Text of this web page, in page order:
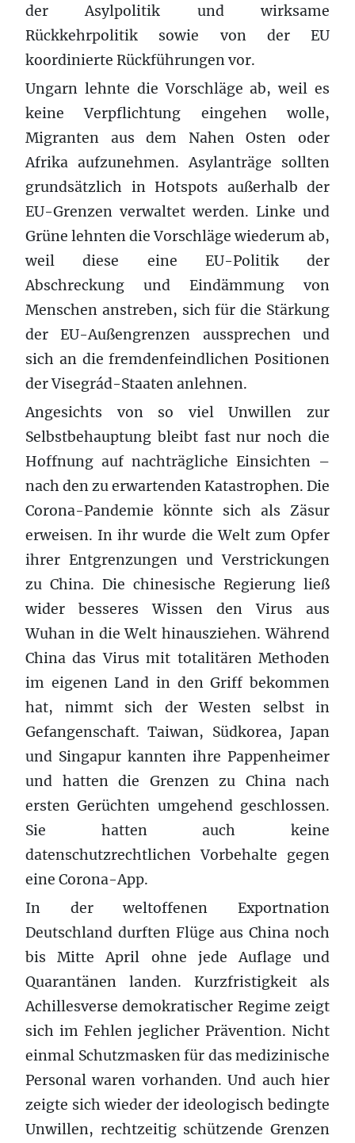
der Asylpolitik und wirksame
Rückkehrpolitik sowie von der EU
koordinierte Rückführungen vor.
Ungarn lehnte die Vorschläge ab, weil es
keine Verpflichtung eingehen wolle,
Migranten aus dem Nahen Osten oder
Afrika aufzunehmen. Asylanträge sollten
grundsätzlich in Hotspots außerhalb der
EU-Grenzen verwaltet werden. Linke und
Grüne lehnten die Vorschläge wiederum ab,
weil diese eine EU-Politik der
Abschreckung und Eindämmung von
Menschen anstreben, sich für die Stärkung
der EU-Außengrenzen aussprechen und
sich an die fremdenfeindlichen Positionen
der Visegrád-Staaten anlehnen.
Angesichts von so viel Unwillen zur
Selbstbehauptung bleibt fast nur noch die
Hoffnung auf nachträgliche Einsichten –
nach den zu erwartenden Katastrophen. Die
Corona-Pandemie könnte sich als Zäsur
erweisen. In ihr wurde die Welt zum Opfer
ihrer Entgrenzungen und Verstrickungen
zu China. Die chinesische Regierung ließ
wider besseres Wissen den Virus aus
Wuhan in die Welt hinausziehen. Während
China das Virus mit totalitären Methoden
im eigenen Land in den Griff bekommen
hat, nimmt sich der Westen selbst in
Gefangenschaft. Taiwan, Südkorea, Japan
und Singapur kannten ihre Pappenheimer
und hatten die Grenzen zu China nach
ersten Gerüchten umgehend geschlossen.
Sie hatten auch keine
datenschutzrechtlichen Vorbehalte gegen
eine Corona-App.
In der weltoffenen Exportnation
Deutschland durften Flüge aus China noch
bis Mitte April ohne jede Auflage und
Quarantänen landen. Kurzfristigkeit als
Achillesverse demokratischer Regime zeigt
sich im Fehlen jeglicher Prävention. Nicht
einmal Schutzmasken für das medizinische
Personal waren vorhanden. Und auch hier
zeigte sich wieder der ideologisch bedingte
Unwillen, rechtzeitig schützende Grenzen